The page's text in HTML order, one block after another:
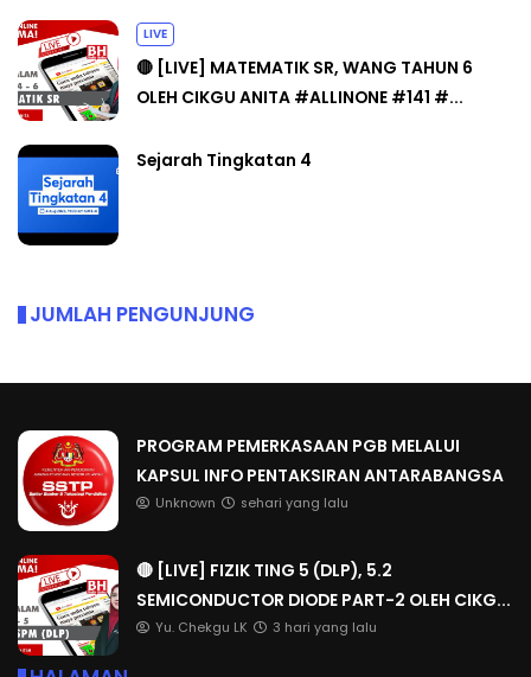
LIVE
🔴 [LIVE] MATEMATIK SR, WANG TAHUN 6
OLEH CIKGU ANITA #ALLINONE #141 #...
Sejarah Tingkatan 4
JUMLAH PENGUNJUNG
PROGRAM PEMERKASAAN PGB MELALUI
KAPSUL INFO PENTAKSIRAN ANTARABANGSA
Unknown sehari yang lalu
🔴 [LIVE] FIZIK TING 5 (DLP), 5.2
SEMICONDUCTOR DIODE PART-2 OLEH CIKG...
Yu. Chekgu LK 3 hari yang lalu